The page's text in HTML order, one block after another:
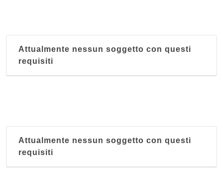
Jin Zong Bao
corso Firenze 107 r, Genova
Attualmente nessun soggetto con questi
requisiti
Attualmente nessun soggetto con questi
requisiti